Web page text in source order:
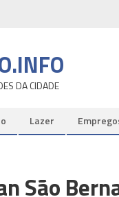
DA CIDADE
Lazer
São